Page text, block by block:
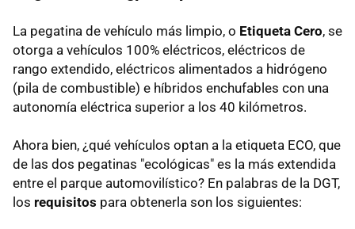
La pegatina de vehículo más limpio, o Etiqueta Cero, se
otorga a vehículos 100% eléctricos, eléctricos de
rango extendido, eléctricos alimentados a hidrógeno
(pila de combustible) e híbridos enchufables con una
autonomía eléctrica superior a los 40 kilómetros.
Ahora bien, ¿qué vehículos optan a la etiqueta ECO, que
de las dos pegatinas "ecológicas" es la más extendida
entre el parque automovilístico? En palabras de la DGT,
los requisitos para obtenerla son los siguientes: